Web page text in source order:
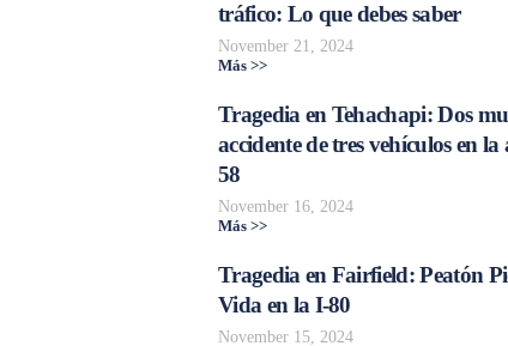
tráfico: Lo que debes saber
November 21, 2024
Más >>
Tragedia en Tehachapi: Dos
accidente de tres vehículos en
58
November 16, 2024
Más >>
Tragedia en Fairfield: Peatón
Vida en la I-80
November 15, 2024